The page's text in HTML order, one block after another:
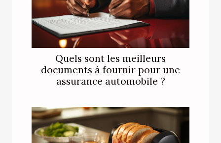
Quels sont les meilleurs
documents à fournir pour une
assurance automobile ?